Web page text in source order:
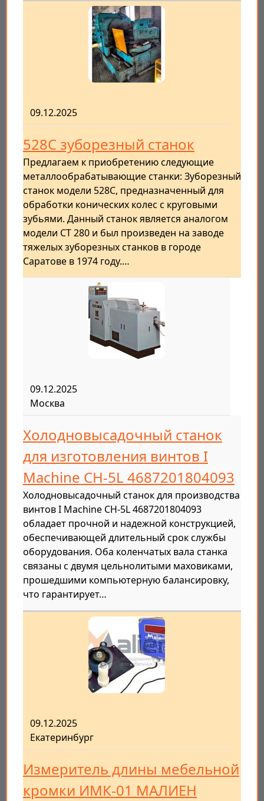
09.12.2025
528С зуборезный станок
Предлагаем к приобретению следующие
металлообрабатывающие станки: Зуборезный
станок модели 528С, предназначенный для
обработки конических колес с круговыми
зубьями. Данный станок является аналогом
модели СТ 280 и был произведен на заводе
тяжелых зуборезных станков в городе
Саратове в 1974 году.…
09.12.2025
Москва
Холодновысадочный станок
для изготовления винтов I
Machine CH-5L 4687201804093
Холодновысадочный станок для производства
винтов I Machine CH-5L 4687201804093
обладает прочной и надежной конструкцией,
обеспечивающей длительный срок службы
оборудования. Оба коленчатых вала станка
связаны с двумя цельнолитыми маховиками,
прошедшими компьютерную балансировку,
что гарантирует…
09.12.2025
Екатеринбург
Измеритель длины мебельной
кромки ИМК-01 МАЛИЕН